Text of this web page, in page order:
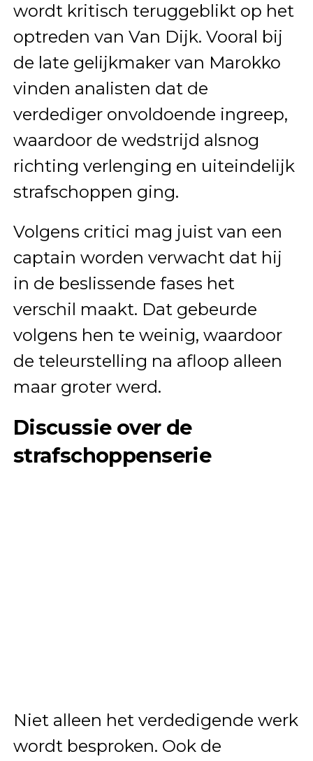
wordt kritisch teruggeblikt op het
optreden van Van Dijk. Vooral bij
de late gelijkmaker van Marokko
vinden analisten dat de
verdediger onvoldoende ingreep,
waardoor de wedstrijd alsnog
richting verlenging en uiteindelijk
strafschoppen ging.
Volgens critici mag juist van een
captain worden verwacht dat hij
in de beslissende fases het
verschil maakt. Dat gebeurde
volgens hen te weinig, waardoor
de teleurstelling na afloop alleen
maar groter werd.
Discussie over de
strafschoppenserie
Niet alleen het verdedigende werk
wordt besproken. Ook de